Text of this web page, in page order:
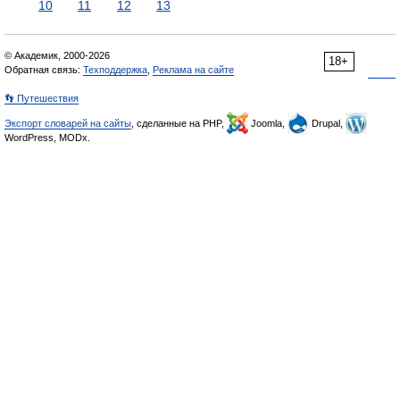
10
11 12 13
18+
© Академик, 2000-2026
Обратная связь: Техподдержка Реклама на сайте
👣 Путешествия
Экспорт словарей на сайты , сделанные на PHP, Joomla,
Drupal,
WordPress, MODx.